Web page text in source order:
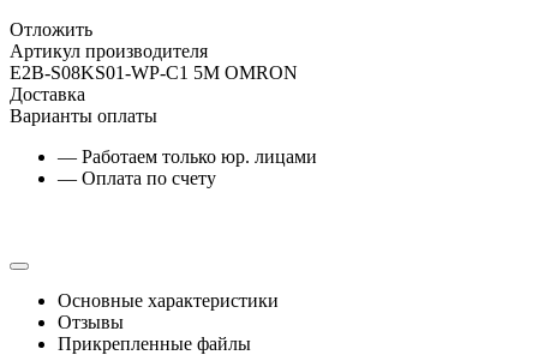
Отложить
Артикул производителя
E2B-S08KS01-WP-C1 5M OMRON
Доставка
Варианты оплаты
— Работаем только юр. лицами
— Оплата по счету
Основные характеристики
Отзывы
Прикрепленные файлы